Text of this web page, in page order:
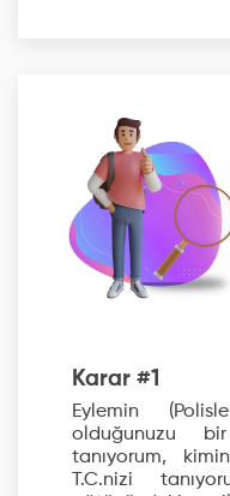
Karar #1
Eylemin
olduğunuzu
tanıyorum,
T.C.nizi